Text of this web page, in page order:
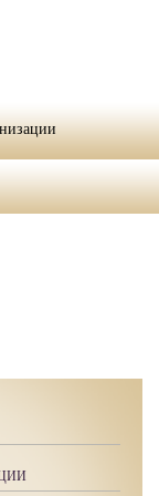
"Методическая